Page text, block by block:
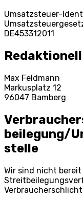
Umsatzsteuer-
DE453312011
Max Feldmann
Markusplatz 12
96047 Bamberg
beilegung/
stelle
Wir sind nicht